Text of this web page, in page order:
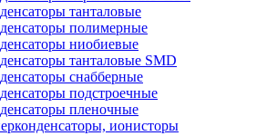
танталовые
полимерные
ниобиевые
танталовые SMD
снабберные
подстроечные
пленочные
ионисторы